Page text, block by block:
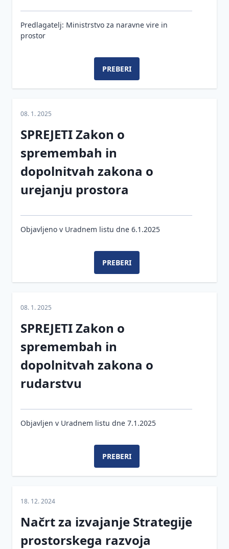
Predlagatelj: Ministrstvo za naravne vire in
prostor
PREBERI
08. 1. 2025
SPREJETI Zakon o
spremembah in
dopolnitvah zakona o
urejanju prostora
Objavljeno v Uradnem listu dne 6.1.2025
PREBERI
08. 1. 2025
SPREJETI Zakon o
spremembah in
dopolnitvah zakona o
rudarstvu
Objavljen v Uradnem listu dne 7.1.2025
PREBERI
18. 12. 2024
Načrt za izvajanje Strategije
prostorskega razvoja